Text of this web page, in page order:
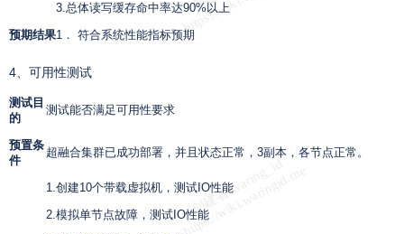
3.总体读写缓存命中率达90%以上
预期结果1． 符合系统性能指标预期
4、可用性测试
测试目
的
测试能否满足可用性要求
预置条
件
超融合集群已成功部署，并且状态正常， 3副本，各节点正常。
1.创建10个带载虚拟机，测试IO性能
2.模拟单节点故障，测试IO性能